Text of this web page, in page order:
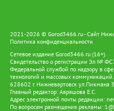
2021-2026 © Gorod3466.ru - Сайт
Политика конфиденциальности
Сетевое издание Gorod3466.ru (16+).
Свидетельство о регистрации Эл №
Федеральной службой по надзору в
технологий и массовых
628602 г. Нижневартовск ул.Пикмана
Главный редактор: Аврашова Е.С.
Адрес электронной почты редакции:
По вопросам размещения рекламы: